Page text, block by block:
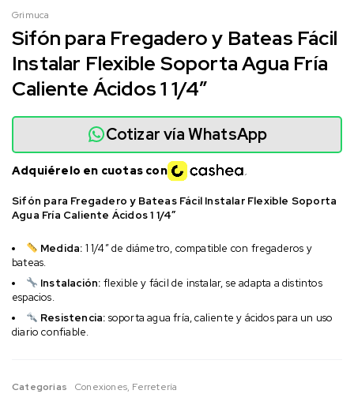
Grimuca
Sifón para Fregadero y Bateas Fácil
Instalar Flexible Soporta Agua Fría
Caliente Ácidos 1 1/4″
Sifón para Fregadero y Bateas Fácil Instalar Flexible Soporta
Agua Fría Caliente Ácidos 1 1/4″
Medida: 1 1/4″ de diámetro, compatible con fregaderos y
bateas.
Instalación: flexible y fácil de instalar, se adapta a distintos
espacios.
Resistencia: soporta agua fría, caliente y ácidos para un uso
diario confiable.
Cotizar vía WhatsApp
Adquiérelo en cuotas con
Categorias Conexiones, Ferretería